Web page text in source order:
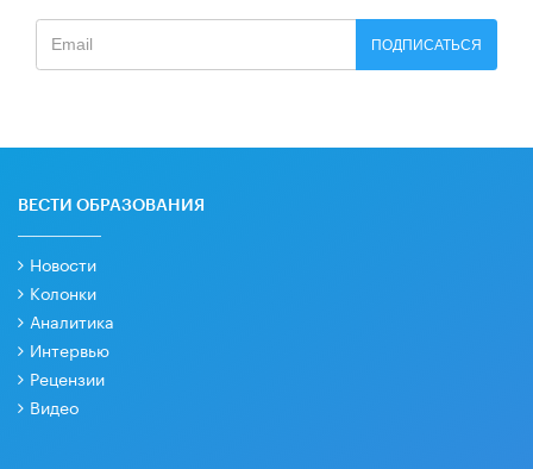
ПОДПИСАТЬСЯ
ВЕСТИ ОБРАЗОВАНИЯ
Новости
Колонки
Аналитика
Интервью
Рецензии
Видео